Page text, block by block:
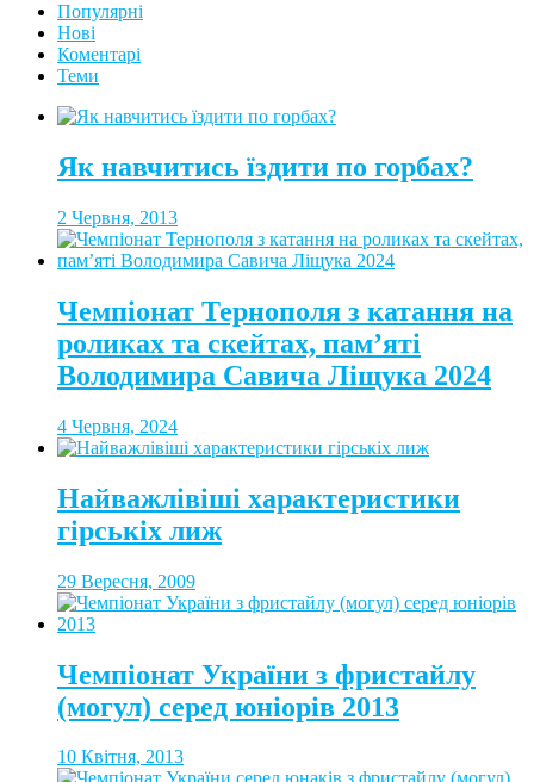
Популярні
Нові
Коментарі
Теми
Як навчитись їздити по горбах?
2 Червня, 2013
Чемпіонат Тернополя з катання на
роликах та скейтах, пам’яті
Володимира Савича Ліщука 2024
4 Червня, 2024
Найважлівіші характеристики
гірськіх лиж
29 Вересня, 2009
Чемпіонат України з фристайлу
(могул) серед юніорів 2013
10 Квітня, 2013